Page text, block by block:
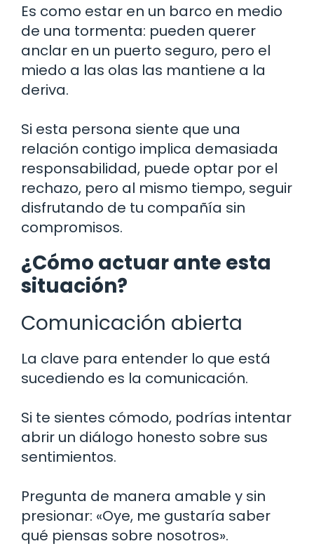
Es como estar en un barco en medio
de una tormenta: pueden querer
anclar en un puerto seguro, pero el
miedo a las olas las mantiene a la
deriva.
Si esta persona siente que una
relación contigo implica demasiada
responsabilidad, puede optar por el
rechazo, pero al mismo tiempo, seguir
disfrutando de tu compañía sin
compromisos.
¿Cómo actuar ante esta
situación?
Comunicación abierta
La clave para entender lo que está
sucediendo es la comunicación.
Si te sientes cómodo, podrías intentar
abrir un diálogo honesto sobre sus
sentimientos.
Pregunta de manera amable y sin
presionar: «Oye, me gustaría saber
qué piensas sobre nosotros».